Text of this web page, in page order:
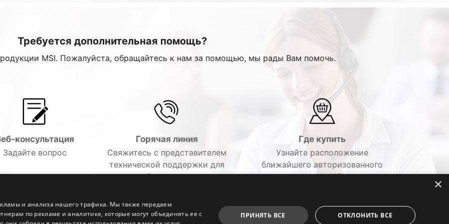
Требуется дополнительная помощь?
MSI. Пожалуйста, обращайтесь к нам за помощью, мы рады Вам помочь.
консультация
Задайте вопрос
Горячая линия
Свяжитесь с представителем
технической поддержки для
решения Вашего вопроса по
Где купить
Узнайте расположение
ближайшего авторизованного
дилера MSI.
×
и анализа нашего трафика. Мы также передаем
по рекламе и аналитике, которые могут объединять ее с
ПРИНЯТЬ ВСЕ ОТКЛОНИТЬ ВСЕ